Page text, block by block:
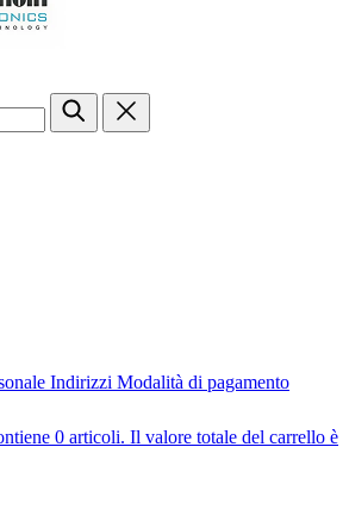
Indirizzi Modalità di pagamento
0 articoli. Il valore totale del carrello è